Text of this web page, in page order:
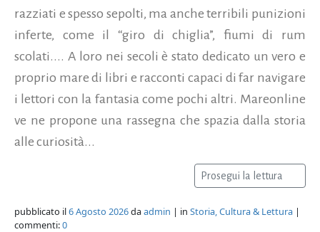
razziati e spesso sepolti, ma anche terribili punizioni
inferte, come il “giro di chiglia”, fiumi di rum
scolati.... A loro nei secoli è stato dedicato un vero e
proprio mare di libri e racconti capaci di far navigare
i lettori con la fantasia come pochi altri. Mareonline
ve ne propone una rassegna che spazia dalla storia
alle curiosità...
Prosegui la lettura
pubblicato il6 Agosto 2026daadmin | in Storia, Cultura & Lettura |
commenti:0